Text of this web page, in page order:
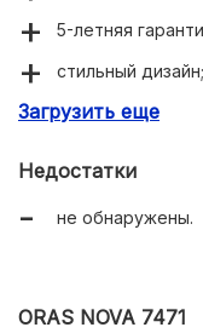
5-летняя
стильный дизайн;
простота
Загрузить еще
Недостатки
не обнаружены.
ORAS NOVA 7471